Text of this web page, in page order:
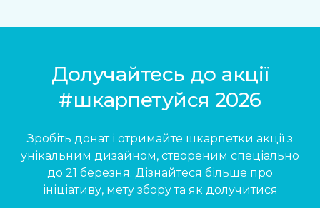
Долучайтесь до акції
#шкарпетуйся 2026
Зробіть донат і отримайте шкарпетки акції з
унікальним дизайном, створеним спеціально
до 21 березня. Дізнайтеся більше про
ініціативу, мету збору та як долучитися